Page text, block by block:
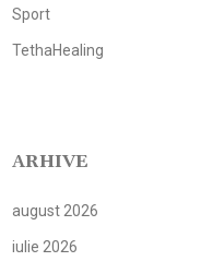
Sport
TethaHealing
ARHIVE
august 2026
iulie 2026